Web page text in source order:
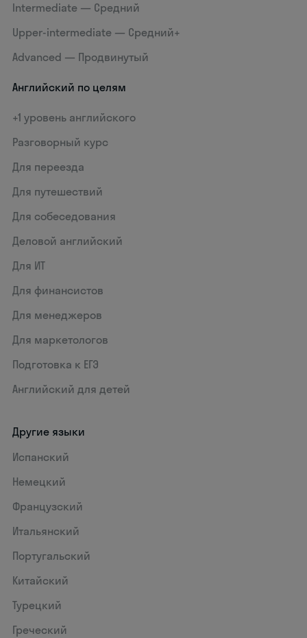
Intermediate — Средний
Upper-intermediate — Средний+
Advanced — Продвинутый
Английский по целям
+1 уровень английского
Разговорный курс
Для переезда
Для путешествий
Для собеседования
Деловой английский
Для ИТ
Для финансистов
Для менеджеров
Для маркетологов
Подготовка к ЕГЭ
Английский для детей
Другие языки
Испанский
Немецкий
Французский
Итальянский
Португальский
Китайский
Турецкий
Греческий